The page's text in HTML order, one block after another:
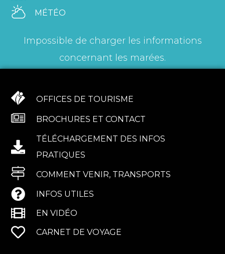
MÉTÉO
Impossible de charger les informations
concernant les marées.
OFFICES DE TOURISME
BROCHURES ET CONTACT
TÉLÉCHARGEMENT DES INFOS
PRATIQUES
COMMENT VENIR, TRANSPORTS
INFOS UTILES
EN VIDÉO
CARNET DE VOYAGE